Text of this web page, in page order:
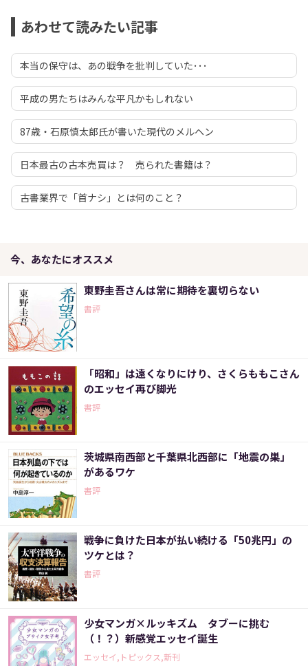
あわせて読みたい記事
本当の保守は、あの戦争を批判していた･･･
平成の男たちはみんな平凡かもしれない
87歳・石原慎太郎氏が書いた現代のメルヘン
日本最古の古本売買は？ 売られた書籍は？
古書業界で「首ナシ」とは何のこと？
今、あなたにオススメ
東野圭吾さんは常に期待を裏切らない
書評
「昭和」は遠くなりにけり、さくらももこさん
のエッセイ再び脚光
書評
茨城県南西部と千葉県北西部に「地震の巣」
があるワケ
書評
戦争に負けた日本が払い続ける「50兆円」の
ツケとは？
書評
少女マンガ×ルッキズム タブーに挑む
（！？）新感覚エッセイ誕生
エッセイ,トピックス,新刊